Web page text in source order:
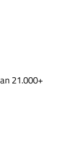
21.000+